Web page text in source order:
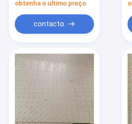
Produtos
Vídeos
Sobre nós
Windows
obtenha o ultimo preço
contacto